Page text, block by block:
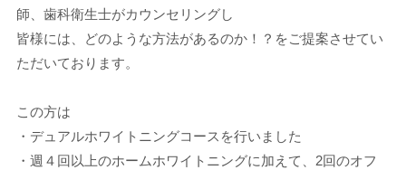
師、歯科衛生士がカウンセリングし
皆様には、どのような方法があるのか！？をご提案させてい
ただいております。
この方は
・デュアルホワイトニングコースを行いました
・週４回以上のホームホワイトニングに加えて、2回のオフ